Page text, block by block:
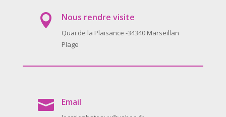
 Nous rendre visite
Quai de la Plaisance -34340 Marseillan
Plage
 Email